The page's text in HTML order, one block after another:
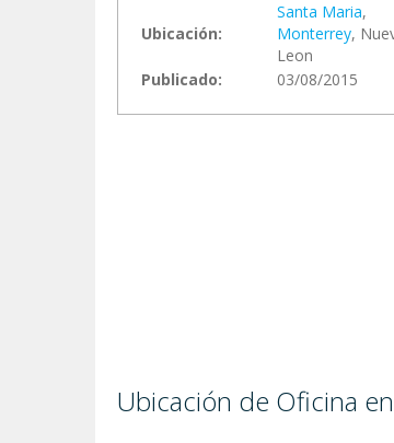
Ubicación:
Santa Maria,
Monterrey,
Leon
Publicado:
03/08/2015
Ubicación de Oficina